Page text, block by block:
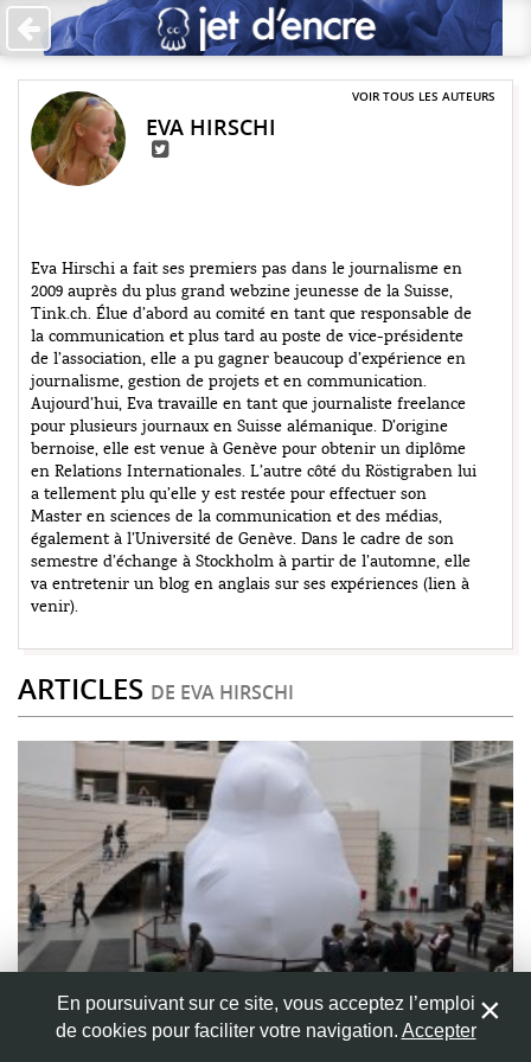
Accueil
Les auteurs
+Catégories
Qui sommes-nous ?
♥ Faire un don
Contact
VOIR TOUS LES AUTEURS
EVA HIRSCHI
Eva Hirschi a fait ses premiers pas dans le journalisme en
2009 auprès du plus grand webzine jeunesse de la Suisse,
Tink.ch. Élue d’abord au comité en tant que responsable de
la communication et plus tard au poste de vice-présidente
de l’association, elle a pu gagner beaucoup d’expérience en
journalisme, gestion de projets et en communication.
Aujourd’hui, Eva travaille en tant que journaliste freelance
pour plusieurs journaux en Suisse alémanique. D’origine
bernoise, elle est venue à Genève pour obtenir un diplôme
en Relations Internationales. L’autre côté du Röstigraben lui
a tellement plu qu’elle y est restée pour effectuer son
Master en sciences de la communication et des médias,
également à l’Université de Genève. Dans le cadre de son
semestre d’échange à Stockholm à partir de l’automne, elle
va entretenir un blog en anglais sur ses expériences (lien à
venir).
ARTICLES DE EVA HIRSCHI
JET D'ANCRE SUR
En poursuivant sur ce site, vous acceptez l’emploi
de cookies pour faciliter votre navigation. Accepter